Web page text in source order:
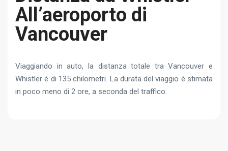
All’aeroporto di
Vancouver
Viaggiando in auto, la distanza totale tra Vancouver e
Whistler è di 135 chilometri. La durata del viaggio è stimata
in poco meno di 2 ore, a seconda del traffico.